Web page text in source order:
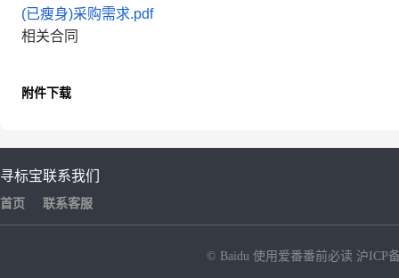
(已瘦身)采购需求.pdf
相关合同
附件下载
寻标宝
首页
联系我们
联系客服
© Baidu 使用爱番番前必读 沪ICP